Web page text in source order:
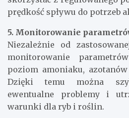
prędkość spływu do potrzeb
5. Monitorowanie
Niezależnie od
monitorowanie
poziom amoniaku,
Dzięki temu można
ewentualne problemy i
warunki dla ryb i roślin.